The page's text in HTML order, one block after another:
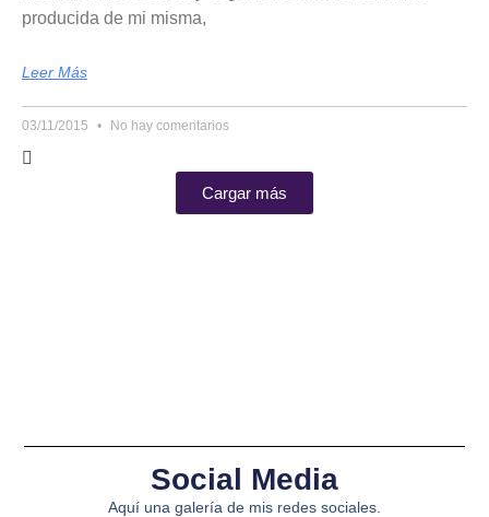
producida de mi misma,
Leer Más
03/11/2015 No hay comentarios
Cargar más
Social Media
Aquí una galería de mis redes sociales.